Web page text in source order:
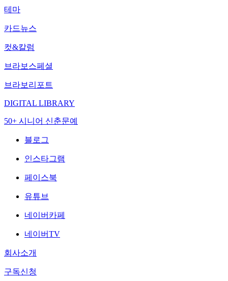
테마
카드뉴스
컷&칼럼
브라보스페셜
브라보리포트
DIGITAL LIBRARY
50+ 시니어 신춘문예
블로그
인스타그램
페이스북
유튜브
네이버카페
네이버TV
회사소개
구독신청